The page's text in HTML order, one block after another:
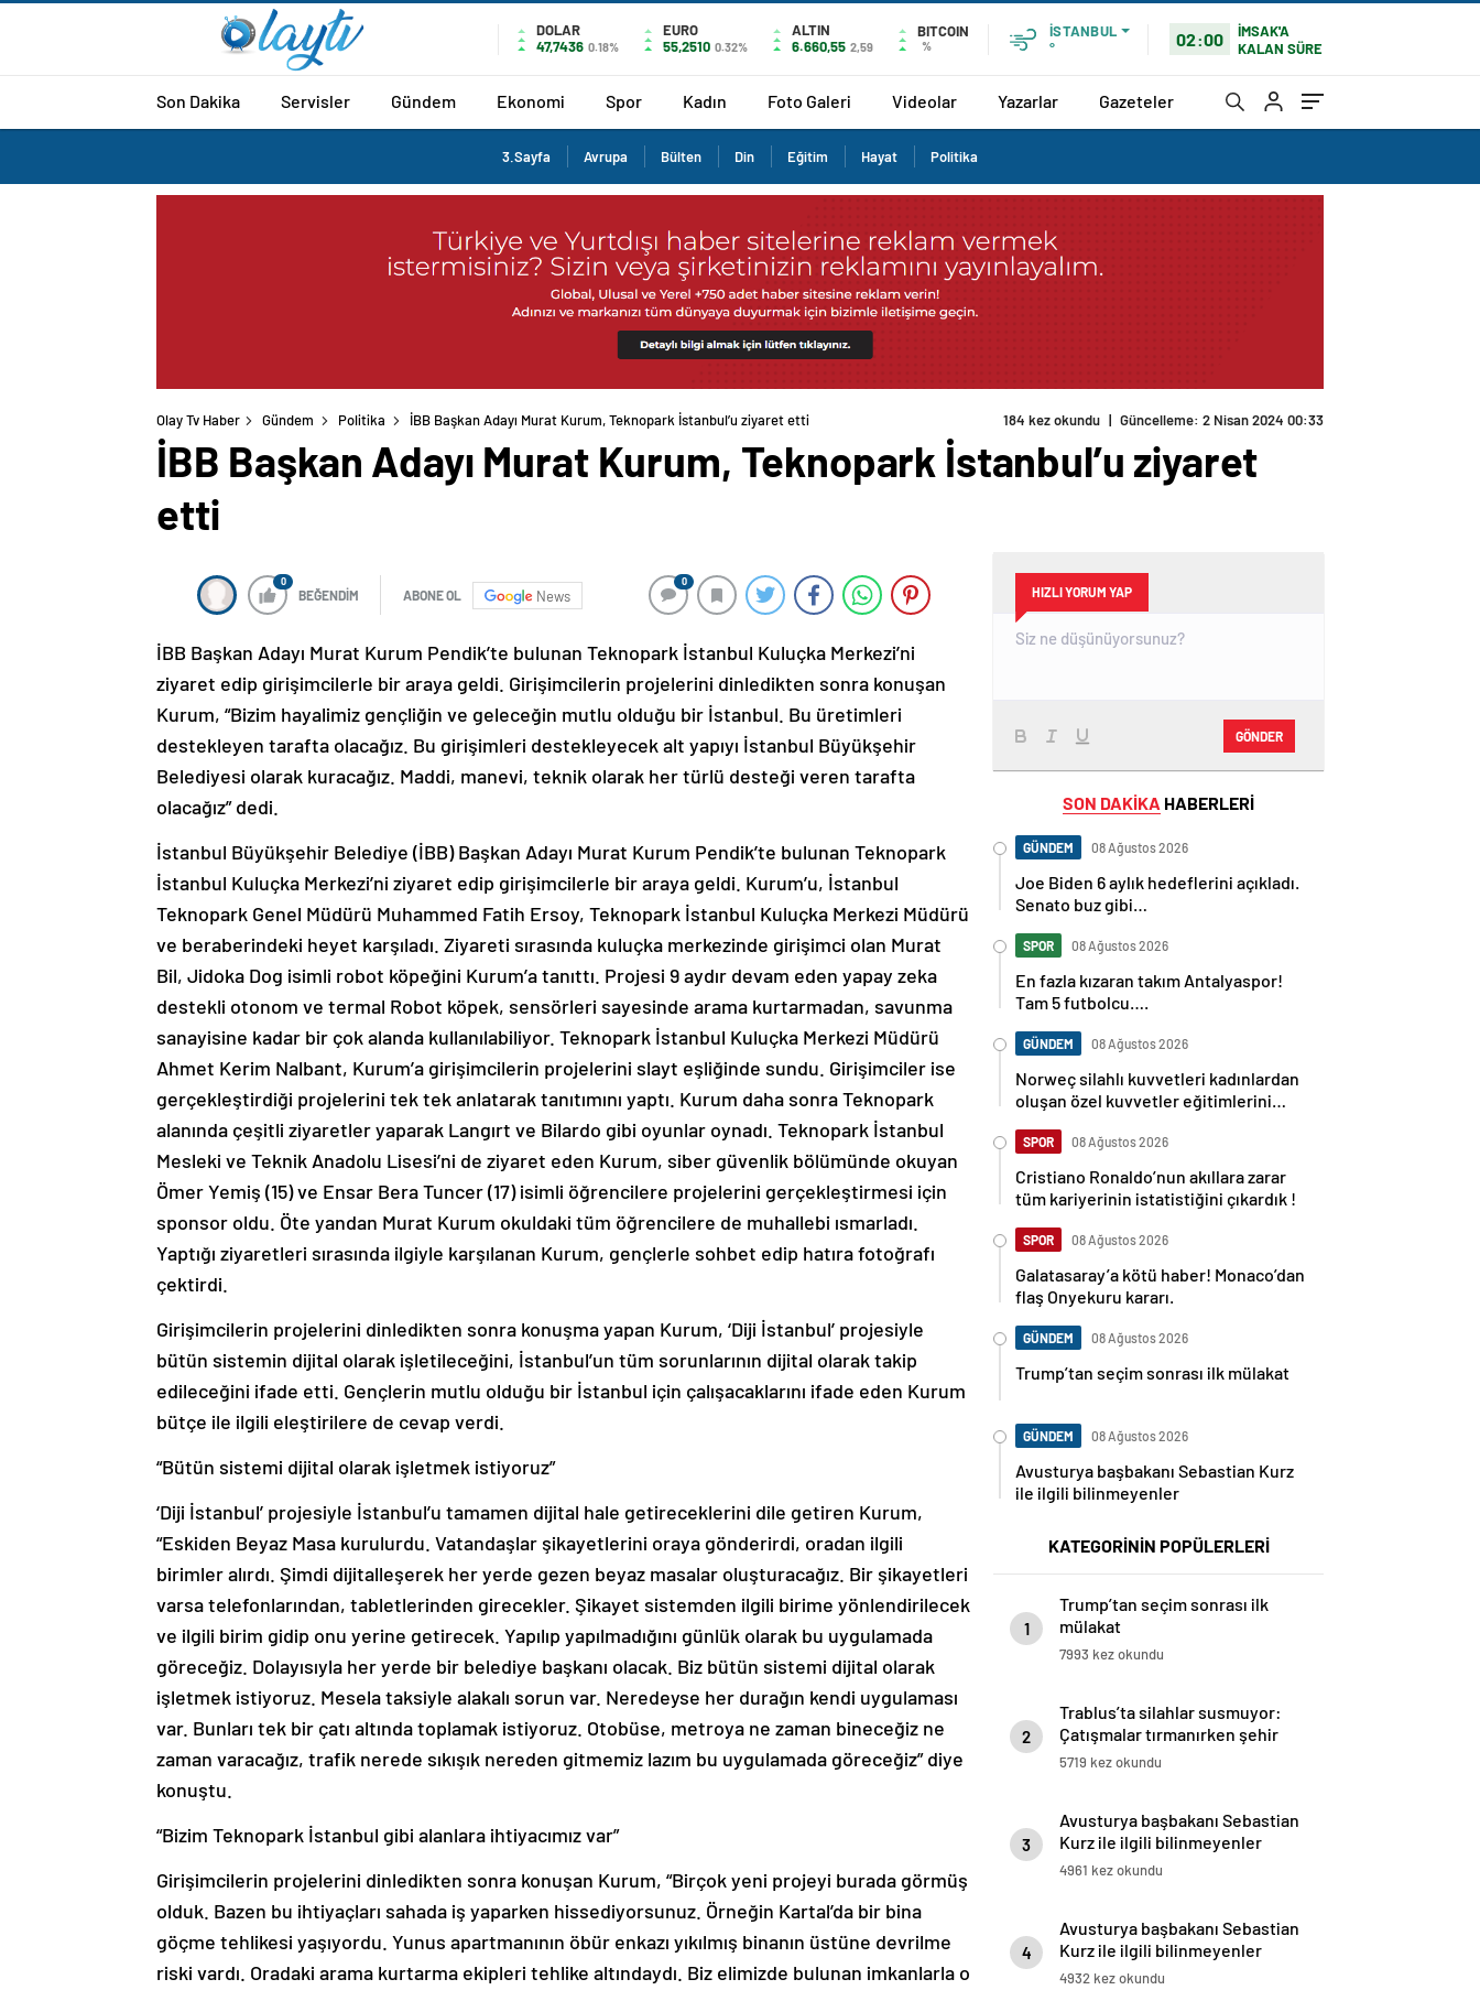
DOLAR
47,7436 0.18%
EURO
55,2510 0.32%
ALTIN
6.660,55 2,59
BITCOIN
%
İSTANBUL
°
02:00
İMSAK'A
KALAN SÜRE
Son Dakika Servisler Gündem Ekonomi Spor Kadın Foto Galeri Videolar Yazarlar Gazeteler
3.Sayfa Avrupa Bülten Din Eğitim Hayat Politika
Olay Tv Haber Gündem Politika İBB Başkan Adayı Murat Kurum, Teknopark İstanbul’u ziyaret etti 184 kez okundu | Güncelleme: 2 Nisan 2024 00:33
İBB Başkan Adayı Murat Kurum, Teknopark İstanbul’u ziyaret
etti
0
BEĞENDİM ABONE OL News
0
İBB Başkan Adayı Murat Kurum Pendik’te bulunan Teknopark İstanbul Kuluçka Merkezi’ni
ziyaret edip girişimcilerle bir araya geldi. Girişimcilerin projelerini dinledikten sonra konuşan
Kurum, “Bizim hayalimiz gençliğin ve geleceğin mutlu olduğu bir İstanbul. Bu üretimleri
destekleyen tarafta olacağız. Bu girişimleri destekleyecek alt yapıyı İstanbul Büyükşehir
Belediyesi olarak kuracağız. Maddi, manevi, teknik olarak her türlü desteği veren tarafta
olacağız” dedi.
İstanbul Büyükşehir Belediye (İBB) Başkan Adayı Murat Kurum Pendik’te bulunan Teknopark
İstanbul Kuluçka Merkezi’ni ziyaret edip girişimcilerle bir araya geldi. Kurum’u, İstanbul
Teknopark Genel Müdürü Muhammed Fatih Ersoy, Teknopark İstanbul Kuluçka Merkezi Müdürü
ve beraberindeki heyet karşıladı. Ziyareti sırasında kuluçka merkezinde girişimci olan Murat
Bil, Jidoka Dog isimli robot köpeğini Kurum’a tanıttı. Projesi 9 aydır devam eden yapay zeka
destekli otonom ve termal Robot köpek, sensörleri sayesinde arama kurtarmadan, savunma
sanayisine kadar bir çok alanda kullanılabiliyor. Teknopark İstanbul Kuluçka Merkezi Müdürü
Ahmet Kerim Nalbant, Kurum’a girişimcilerin projelerini slayt eşliğinde sundu. Girişimciler ise
gerçekleştirdiği projelerini tek tek anlatarak tanıtımını yaptı. Kurum daha sonra Teknopark
alanında çeşitli ziyaretler yaparak Langırt ve Bilardo gibi oyunlar oynadı. Teknopark İstanbul
Mesleki ve Teknik Anadolu Lisesi’ni de ziyaret eden Kurum, siber güvenlik bölümünde okuyan
Ömer Yemiş (15) ve Ensar Bera Tuncer (17) isimli öğrencilere projelerini gerçekleştirmesi için
sponsor oldu. Öte yandan Murat Kurum okuldaki tüm öğrencilere de muhallebi ısmarladı.
Yaptığı ziyaretleri sırasında ilgiyle karşılanan Kurum, gençlerle sohbet edip hatıra fotoğrafı
çektirdi.
Girişimcilerin projelerini dinledikten sonra konuşma yapan Kurum, ‘Diji İstanbul’ projesiyle
bütün sistemin dijital olarak işletileceğini, İstanbul’un tüm sorunlarının dijital olarak takip
edileceğini ifade etti. Gençlerin mutlu olduğu bir İstanbul için çalışacaklarını ifade eden Kurum
bütçe ile ilgili eleştirilere de cevap verdi.
“Bütün sistemi dijital olarak işletmek istiyoruz”
‘Diji İstanbul’ projesiyle İstanbul’u tamamen dijital hale getireceklerini dile getiren Kurum,
“Eskiden Beyaz Masa kurulurdu. Vatandaşlar şikayetlerini oraya gönderirdi, oradan ilgili
birimler alırdı. Şimdi dijitalleşerek her yerde gezen beyaz masalar oluşturacağız. Bir şikayetleri
varsa telefonlarından, tabletlerinden girecekler. Şikayet sistemden ilgili birime yönlendirilecek
ve ilgili birim gidip onu yerine getirecek. Yapılıp yapılmadığını günlük olarak bu uygulamada
göreceğiz. Dolayısıyla her yerde bir belediye başkanı olacak. Biz bütün sistemi dijital olarak
işletmek istiyoruz. Mesela taksiyle alakalı sorun var. Neredeyse her durağın kendi uygulaması
var. Bunları tek bir çatı altında toplamak istiyoruz. Otobüse, metroya ne zaman bineceğiz ne
zaman varacağız, trafik nerede sıkışık nereden gitmemiz lazım bu uygulamada göreceğiz” diye
konuştu.
“Bizim Teknopark İstanbul gibi alanlara ihtiyacımız var”
Girişimcilerin projelerini dinledikten sonra konuşan Kurum, “Birçok yeni projeyi burada görmüş
olduk. Bazen bu ihtiyaçları sahada iş yaparken hissediyorsunuz. Örneğin Kartal’da bir bina
göçme tehlikesi yaşıyordu. Yunus apartmanının öbür enkazı yıkılmış binanın üstüne devrilme
riski vardı. Oradaki arama kurtarma ekipleri tehlike altındaydı. Biz elimizde bulunan imkanlarla o
HIZLI YORUM YAP
GÖNDER
SON DAKİKA HABERLERİ
GÜNDEM 08 Ağustos 2026
Joe Biden 6 aylık hedeflerini açıkladı.
Senato buz gibi…
SPOR 08 Ağustos 2026
En fazla kızaran takım Antalyaspor!
Tam 5 futbolcu….
GÜNDEM 08 Ağustos 2026
Norweç silahlı kuvvetleri kadınlardan
oluşan özel kuvvetler eğitimlerini
SPOR 08 Ağustos 2026
Cristiano Ronaldo’nun akıllara zarar
tüm kariyerinin istatistiğini çıkardık !
SPOR 08 Ağustos 2026
Galatasaray’a kötü haber! Monaco’dan
flaş Onyekuru kararı.
GÜNDEM 08 Ağustos 2026
Trump’tan seçim sonrası ilk mülakat
GÜNDEM 08 Ağustos 2026
Avusturya başbakanı Sebastian Kurz
ile ilgili bilinmeyenler
KATEGORİNİN POPÜLERLERİ
1
Trump’tan seçim sonrası ilk
mülakat
7993 kez okundu
2
Trablus’ta silahlar susmuyor:
Çatışmalar tırmanırken şehir
alarmda
5719 kez okundu
3
Avusturya başbakanı Sebastian
Kurz ile ilgili bilinmeyenler
4961 kez okundu
4
Avusturya başbakanı Sebastian
Kurz ile ilgili bilinmeyenler
4932 kez okundu